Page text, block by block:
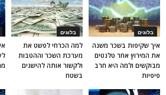
בלוגים
למה הכרחי לפשט את
מערכת השכר וההטבות
ולקשור אותה להישגים
בשטח
בלוגים
איך שקיפות בשכר משנה
את המירוץ אחר טלנטים
מבוקשים ולמה היא חרב
פיפיות